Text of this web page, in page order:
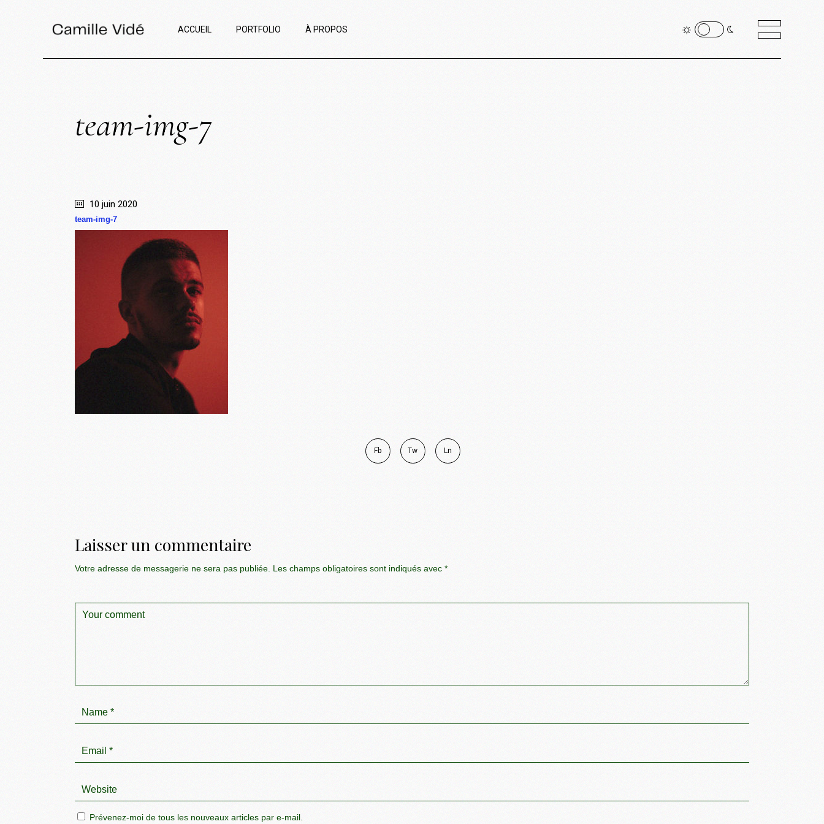
ACCUEIL PORTFOLIO À PROPOS
team-img-7
10 juin 2020
team-img-7
Fb Tw Ln
Laisser un commentaire
Votre adresse de messagerie ne sera pas publiée. Les champs obligatoires sont indiqués avec *
Prévenez-moi de tous les nouveaux articles par e-mail.